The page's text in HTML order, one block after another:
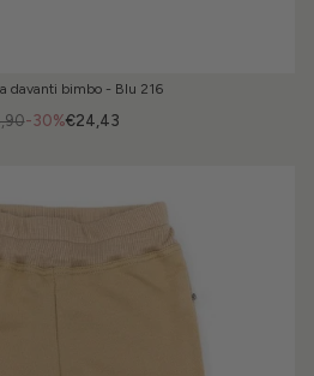
davanti bimbo - Blu 216
-30%€24,43